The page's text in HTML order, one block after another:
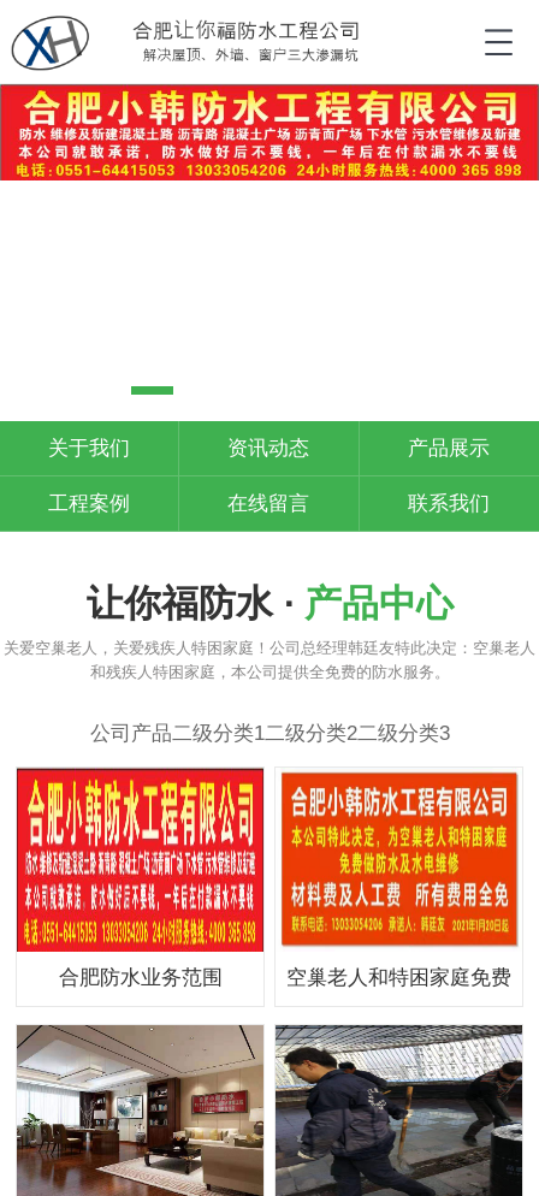
关于我们 资讯动态 产品展示
工程案例 在线留言 联系我们
让你福防水 · 产品中心
关爱空巢老人，关爱残疾人特困家庭！公司总经理韩廷友特此决定：空巢老人
和残疾人特困家庭，本公司提供全免费的防水服务。
公司产品二级分类1二级分类2二级分类3
合肥防水业务范围 空巢老人和特困家庭免费